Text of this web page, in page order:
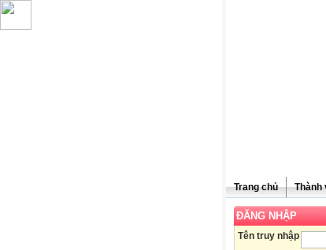
Trang chủ Thành
ĐĂNG NHẬP
Tên truy nhập
Chúc